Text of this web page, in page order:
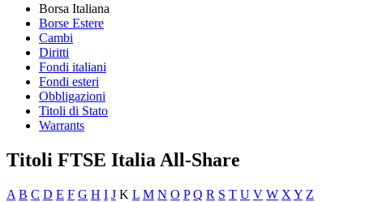
Borsa Italiana
Borse Estere
Cambi
Diritti
Fondi italiani
Fondi esteri
Obbligazioni
Titoli di Stato
Warrants
Titoli FTSE Italia All-Share
A B C D E F G H I J K L M N O P Q R S T U V W X Y Z